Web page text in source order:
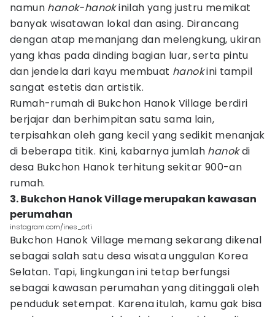
namun hanok-hanokinilah yang justru memikat
banyak wisatawan lokal dan asing. Dirancang
dengan atap memanjang dan melengkung, ukiran
yang khas pada dinding bagian luar, serta pintu
dan jendela dari kayu membuat hanokini tampil
sangat estetis dan artistik.
Rumah-rumah di Bukchon Hanok Village berdiri
berjajar dan berhimpitan satu sama lain,
terpisahkan oleh gang kecil yang sedikit menanjak
di beberapa titik. Kini, kabarnya jumlah hanokdi
desa Bukchon Hanok terhitung sekitar 900-an
rumah.
3. Bukchon Hanok Village merupakan kawasan
perumahan
instagram.com/ines_orti
Bukchon Hanok Village memang sekarang dikenal
sebagai salah satu desa wisata unggulan Korea
Selatan. Tapi, lingkungan ini tetap berfungsi
sebagai kawasan perumahan yang ditinggali oleh
penduduk setempat. Karena itulah, kamu gak bisa